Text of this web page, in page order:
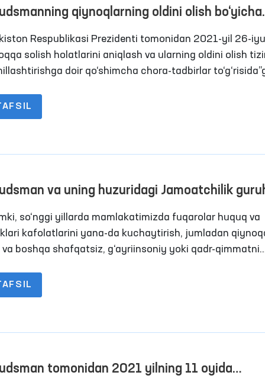
qiynoqlarning oldini olish bo‘yicha
preventiv mexanizm doirasida 2021 yilda
monitoring tashriflari bo‘yicha brifing
Respublikasi Prezidenti tomonidan 2021-yil 26-
solish holatlarini aniqlash va ularning oldini olish
doir qo‘shimcha chora-tadbirlar
Jamoatchilik guruhlari tomonidan harakatlanish
shaxslar saqlanadigan joylarga 177 marotaba
va uning huzuridagi Jamoatchilik
Qoraqalpog‘iston Respublikasidagi
erkinligi cheklangan shaxslar
joylarga monitoring tashriflari
so‘nggi yillarda mamlakatimizda fuqarolar huquq va
kafolatlarini yana-da kuchaytirish, jumladan
va boshqa shafqatsiz, g‘ayriinsoniy yoki qadr-qimmatni
yo‘l qo‘ymaslik maqsadida keng ko‘lamli ishlar amalga
tomonidan 2021 yilning 11 oyida